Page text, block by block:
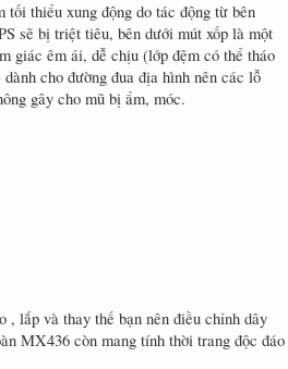
thiểu xung động do tác động từ bên
sẽ bị triệt tiêu, bên dưới mút xốp là một
giác êm ái, dễ chịu (lớp đệm có thể tháo
dành cho đường đua địa hình nên các lỗ
gây cho mũ bị ẩm, móc.
, lắp và thay thế bạn nên điều chỉnh dây
MX436 còn mang tính thời trang độc đáo